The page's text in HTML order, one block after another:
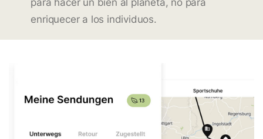
enriquecer a los individuos.